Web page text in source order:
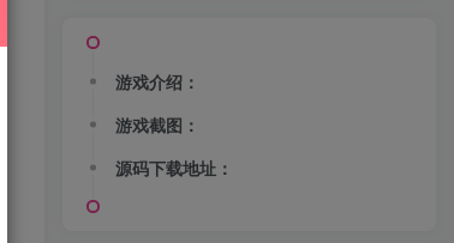
游戏介绍：
游戏截图：
源码下载地址：